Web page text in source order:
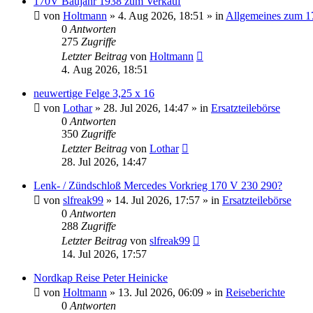
von Holtmann » 4. Aug 2026, 18:51 » in Allgemeines zum
0 Antworten
275 Zugriffe
Letzter Beitrag von Holtmann
4. Aug 2026, 18:51
neuwertige Felge 3,25 x 16
von Lothar» 28. Jul 2026, 14:47 » in Ersatzteilebörse
0 Antworten
350 Zugriffe
Letzter Beitrag von Lothar
28. Jul 2026, 14:47
Lenk- / Zündschloß Mercedes Vorkrieg 170 V 230 290?
von slfreak99 » 14. Jul 2026, 17:57 » in Ersatzteilebörse
0 Antworten
288 Zugriffe
Letzter Beitrag von slfreak99
14. Jul 2026, 17:57
Nordkap Reise Peter Heinicke
von Holtmann » 13. Jul 2026, 06:09 » in Reiseberichte
0 Antworten